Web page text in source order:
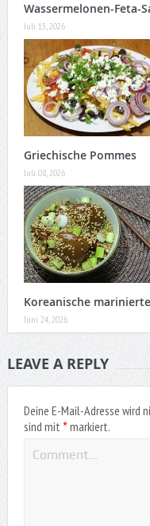
Wassermelonen-Feta-
Juli 15, 2026
Griechische Pommes
Juli 08, 2026
Koreanische
Juni 24, 2026
LEAVE A REPLY
Deine E-Mail-Adresse
sind mit *markiert.